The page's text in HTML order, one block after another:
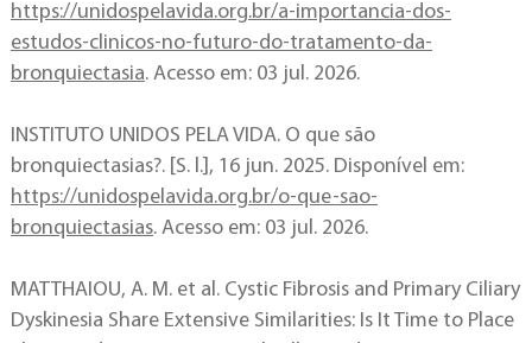
https://unidospelavida.org.br/a-importancia-dos-
estudos-clinicos-no-futuro-do-tratamento-da-
bronquiectasia. Acesso em: 03 jul. 2026.
INSTITUTO UNIDOS PELA VIDA. O que são
bronquiectasias?. [S. l.], 16 jun. 2025. Disponível em:
https://unidospelavida.org.br/o-que-sao-
bronquiectasias. Acesso em: 03 jul. 2026.
MATTHAIOU, A. M. et al. Cystic Fibrosis and Primary Ciliary
Dyskinesia Share Extensive Similarities: Is It Time to Place